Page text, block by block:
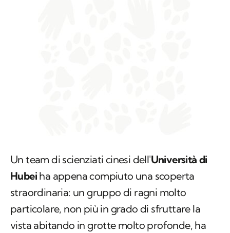
Un team di scienziati cinesi dell'Università di
Hubei ha appena compiuto una scoperta
straordinaria: un gruppo di ragni molto
particolare, non più in grado di sfruttare la
vista abitando in grotte molto profonde, ha